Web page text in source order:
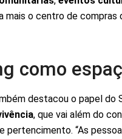
mais o centro de compras
como
destacou o papel do
, que vai além do
pertencimento. “As